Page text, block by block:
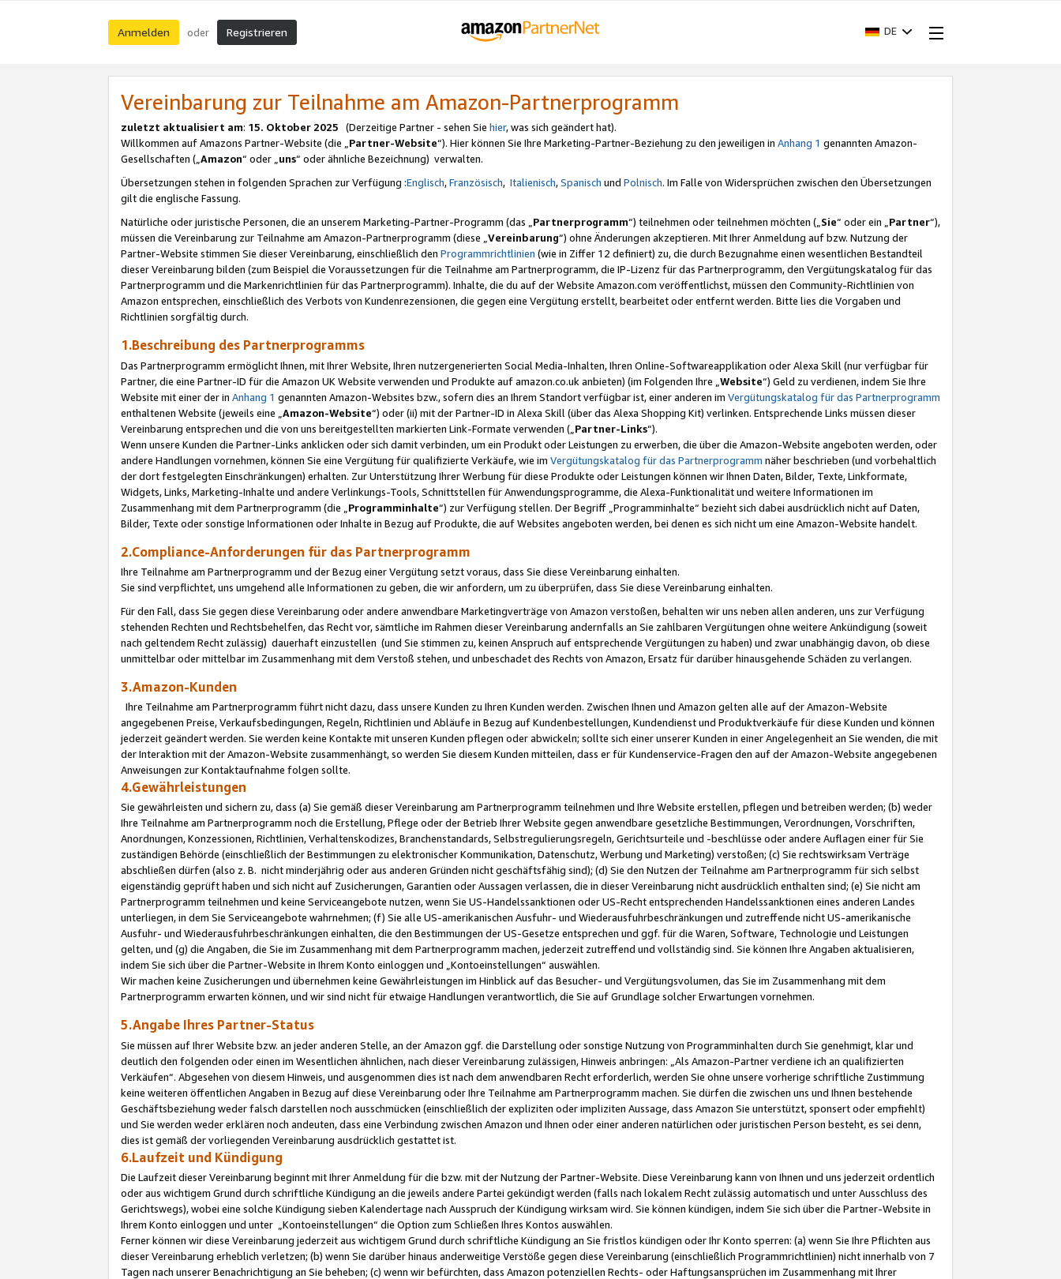
Anmelden oder Registrieren DE
Vereinbarung zur Teilnahme am Amazon-Partnerprogramm
zuletzt aktualisiert am: 15. Oktober 2025 (Derzeitige Partner - sehen Sie hier, was sich geändert hat).
Willkommen auf Amazons Partner-Website (die „Partner-Website“). Hier können Sie Ihre Marketing-Partner-Beziehung zu den jeweiligen in Anhang 1 genannten Amazon-
Gesellschaften („Amazon“ oder „uns“ oder ähnliche Bezeichnung) verwalten.
Übersetzungen stehen in folgenden Sprachen zur Verfügung :Englisch,Französisch, Italienisch,Spanisch und Polnisch. Im Falle von Widersprüchen zwischen den Übersetzungen
gilt die englische Fassung.
Natürliche oder juristische Personen, die an unserem Marketing-Partner-Programm (das „Partnerprogramm“) teilnehmen oder teilnehmen möchten („Sie“ oder ein „Partner“),
müssen die Vereinbarung zur Teilnahme am Amazon-Partnerprogramm (diese „Vereinbarung“) ohne Änderungen akzeptieren. Mit Ihrer Anmeldung auf bzw. Nutzung der
Partner-Website stimmen Sie dieser Vereinbarung, einschließlich den Programmrichtlinien (wie in Ziffer 12 definiert) zu, die durch Bezugnahme einen wesentlichen Bestandteil
dieser Vereinbarung bilden (zum Beispiel die Voraussetzungen für die Teilnahme am Partnerprogramm, die IP-Lizenz für das Partnerprogramm, den Vergütungskatalog für das
Partnerprogramm und die Markenrichtlinien für das Partnerprogramm). Inhalte, die du auf der Website Amazon.com veröffentlichst, müssen den Community-Richtlinien von
Amazon entsprechen, einschließlich des Verbots von Kundenrezensionen, die gegen eine Vergütung erstellt, bearbeitet oder entfernt werden. Bitte lies die Vorgaben und
Richtlinien sorgfältig durch.
1.Beschreibung des Partnerprogramms
Das Partnerprogramm ermöglicht Ihnen, mit Ihrer Website, Ihren nutzergenerierten Social Media-Inhalten, Ihren Online-Softwareapplikation oder Alexa Skill (nur verfügbar für
Partner, die eine Partner-ID für die Amazon UK Website verwenden und Produkte auf amazon.co.uk anbieten) (im Folgenden Ihre „ Website“) Geld zu verdienen, indem Sie Ihre
Website mit einer der in Anhang 1 genannten Amazon-Websites bzw., sofern dies an Ihrem Standort verfügbar ist, einer anderen im Vergütungskatalog für das Partnerprogramm
enthaltenen Website (jeweils eine „ Amazon-Website“) oder (ii) mit der Partner-ID in Alexa Skill (über das Alexa Shopping Kit) verlinken. Entsprechende Links müssen dieser
Vereinbarung entsprechen und die von uns bereitgestellten markierten Link-Formate verwenden („ Partner-Links“).
Wenn unsere Kunden die Partner-Links anklicken oder sich damit verbinden, um ein Produkt oder Leistungen zu erwerben, die über die Amazon-Website angeboten werden, oder
andere Handlungen vornehmen, können Sie eine Vergütung für qualifizierte Verkäufe, wie im Vergütungskatalog für das Partnerprogramm näher beschrieben (und vorbehaltlich
der dort festgelegten Einschränkungen) erhalten. Zur Unterstützung Ihrer Werbung für diese Produkte oder Leistungen können wir Ihnen Daten, Bilder, Texte, Linkformate,
Widgets, Links, Marketing-Inhalte und andere Verlinkungs-Tools, Schnittstellen für Anwendungsprogramme, die Alexa-Funktionalität und weitere Informationen im
Zusammenhang mit dem Partnerprogramm (die „ Programminhalte“) zur Verfügung stellen. Der Begriff „Programminhalte“ bezieht sich dabei ausdrücklich nicht auf Daten,
Bilder, Texte oder sonstige Informationen oder Inhalte in Bezug auf Produkte, die auf Websites angeboten werden, bei denen es sich nicht um eine Amazon-Website handelt.
2.Compliance-Anforderungen für das Partnerprogramm
Ihre Teilnahme am Partnerprogramm und der Bezug einer Vergütung setzt voraus, dass Sie diese Vereinbarung einhalten.
Sie sind verpflichtet, uns umgehend alle Informationen zu geben, die wir anfordern, um zu überprüfen, dass Sie diese Vereinbarung einhalten.
Für den Fall, dass Sie gegen diese Vereinbarung oder andere anwendbare Marketingverträge von Amazon verstoßen, behalten wir uns neben allen anderen, uns zur Verfügung
stehenden Rechten und Rechtsbehelfen, das Recht vor, sämtliche im Rahmen dieser Vereinbarung andernfalls an Sie zahlbaren Vergütungen ohne weitere Ankündigung (soweit
nach geltendem Recht zulässig) dauerhaft einzustellen (und Sie stimmen zu, keinen Anspruch auf entsprechende Vergütungen zu haben) und zwar unabhängig davon, ob diese
unmittelbar oder mittelbar im Zusammenhang mit dem Verstoß stehen, und unbeschadet des Rechts von Amazon, Ersatz für darüber hinausgehende Schäden zu verlangen.
3.Amazon-Kunden
Ihre Teilnahme am Partnerprogramm führt nicht dazu, dass unsere Kunden zu Ihren Kunden werden. Zwischen Ihnen und Amazon gelten alle auf der Amazon-Website
angegebenen Preise, Verkaufsbedingungen, Regeln, Richtlinien und Abläufe in Bezug auf Kundenbestellungen, Kundendienst und Produktverkäufe für diese Kunden und können
jederzeit geändert werden. Sie werden keine Kontakte mit unseren Kunden pflegen oder abwickeln; sollte sich einer unserer Kunden in einer Angelegenheit an Sie wenden, die mit
der Interaktion mit der Amazon-Website zusammenhängt, so werden Sie diesem Kunden mitteilen, dass er für Kundenservice-Fragen den auf der Amazon-Website angegebenen
Anweisungen zur Kontaktaufnahme folgen sollte.
4.Gewährleistungen
Sie gewährleisten und sichern zu, dass (a) Sie gemäß dieser Vereinbarung am Partnerprogramm teilnehmen und Ihre Website erstellen, pflegen und betreiben werden; (b) weder
Ihre Teilnahme am Partnerprogramm noch die Erstellung, Pflege oder der Betrieb Ihrer Website gegen anwendbare gesetzliche Bestimmungen, Verordnungen, Vorschriften,
Anordnungen, Konzessionen, Richtlinien, Verhaltenskodizes, Branchenstandards, Selbstregulierungsregeln, Gerichtsurteile und -beschlüsse oder andere Auflagen einer für Sie
zuständigen Behörde (einschließlich der Bestimmungen zu elektronischer Kommunikation, Datenschutz, Werbung und Marketing) verstoßen; (c) Sie rechtswirksam Verträge
abschließen dürfen (also z. B. nicht minderjährig oder aus anderen Gründen nicht geschäftsfähig sind); (d) Sie den Nutzen der Teilnahme am Partnerprogramm für sich selbst
eigenständig geprüft haben und sich nicht auf Zusicherungen, Garantien oder Aussagen verlassen, die in dieser Vereinbarung nicht ausdrücklich enthalten sind; (e) Sie nicht am
Partnerprogramm teilnehmen und keine Serviceangebote nutzen, wenn Sie US-Handelssanktionen oder US-Recht entsprechenden Handelssanktionen eines anderen Landes
unterliegen, in dem Sie Serviceangebote wahrnehmen; (f) Sie alle US-amerikanischen Ausfuhr- und Wiederausfuhrbeschränkungen und zutreffende nicht US-amerikanische
Ausfuhr- und Wiederausfuhrbeschränkungen einhalten, die den Bestimmungen der US-Gesetze entsprechen und ggf. für die Waren, Software, Technologie und Leistungen
gelten, und (g) die Angaben, die Sie im Zusammenhang mit dem Partnerprogramm machen, jederzeit zutreffend und vollständig sind. Sie können Ihre Angaben aktualisieren,
indem Sie sich über die Partner-Website in Ihrem Konto einloggen und „Kontoeinstellungen“ auswählen.
Wir machen keine Zusicherungen und übernehmen keine Gewährleistungen im Hinblick auf das Besucher- und Vergütungsvolumen, das Sie im Zusammenhang mit dem
Partnerprogramm erwarten können, und wir sind nicht für etwaige Handlungen verantwortlich, die Sie auf Grundlage solcher Erwartungen vornehmen.
5.Angabe Ihres Partner-Status
Sie müssen auf Ihrer Website bzw. an jeder anderen Stelle, an der Amazon ggf. die Darstellung oder sonstige Nutzung von Programminhalten durch Sie genehmigt, klar und
deutlich den folgenden oder einen im Wesentlichen ähnlichen, nach dieser Vereinbarung zulässigen, Hinweis anbringen: „Als Amazon-Partner verdiene ich an qualifizierten
Verkäufen“. Abgesehen von diesem Hinweis, und ausgenommen dies ist nach dem anwendbaren Recht erforderlich, werden Sie ohne unsere vorherige schriftliche Zustimmung
keine weiteren öffentlichen Angaben in Bezug auf diese Vereinbarung oder Ihre Teilnahme am Partnerprogramm machen. Sie dürfen die zwischen uns und Ihnen bestehende
Geschäftsbeziehung weder falsch darstellen noch ausschmücken (einschließlich der expliziten oder impliziten Aussage, dass Amazon Sie unterstützt, sponsert oder empfiehlt)
und Sie werden weder erklären noch andeuten, dass eine Verbindung zwischen Amazon und Ihnen oder einer anderen natürlichen oder juristischen Person besteht, es sei denn,
dies ist gemäß der vorliegenden Vereinbarung ausdrücklich gestattet ist.
6.Laufzeit und Kündigung
Die Laufzeit dieser Vereinbarung beginnt mit Ihrer Anmeldung für die bzw. mit der Nutzung der Partner-Website. Diese Vereinbarung kann von Ihnen und uns jederzeit ordentlich
oder aus wichtigem Grund durch schriftliche Kündigung an die jeweils andere Partei gekündigt werden (falls nach lokalem Recht zulässig automatisch und unter Ausschluss des
Gerichtswegs), wobei eine solche Kündigung sieben Kalendertage nach Ausspruch der Kündigung wirksam wird. Sie können kündigen, indem Sie sich über die Partner-Website in
Ihrem Konto einloggen und unter „Kontoeinstellungen“ die Option zum Schließen Ihres Kontos auswählen.
Ferner können wir diese Vereinbarung jederzeit aus wichtigem Grund durch schriftliche Kündigung an Sie fristlos kündigen oder Ihr Konto sperren: (a) wenn Sie Ihre Pflichten aus
dieser Vereinbarung erheblich verletzen; (b) wenn Sie darüber hinaus anderweitige Verstöße gegen diese Vereinbarung (einschließlich Programmrichtlinien) nicht innerhalb von 7
Tagen nach unserer Benachrichtigung an Sie beheben; (c) wenn wir befürchten, dass Amazon potenziellen Rechts- oder Haftungsansprüchen im Zusammenhang mit Ihrer